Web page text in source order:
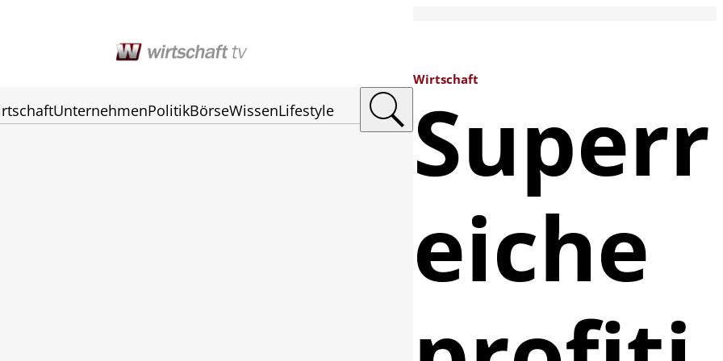
UnternehmenPolitikBörseWissenLifestyle
Wirtschaft
Superr
eiche